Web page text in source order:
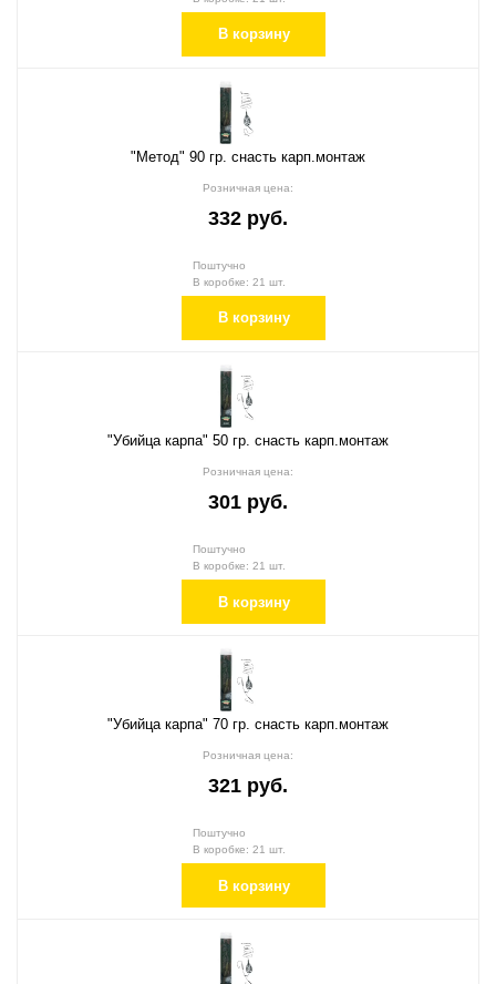
В корзину
"Метод" 90 гр. снасть карп.монтаж
Розничная цена:
332 руб.
Поштучно
В коробке: 21 шт.
В корзину
"Убийца карпа" 50 гр. снасть карп.монтаж
Розничная цена:
301 руб.
Поштучно
В коробке: 21 шт.
В корзину
"Убийца карпа" 70 гр. снасть карп.монтаж
Розничная цена:
321 руб.
Поштучно
В коробке: 21 шт.
В корзину